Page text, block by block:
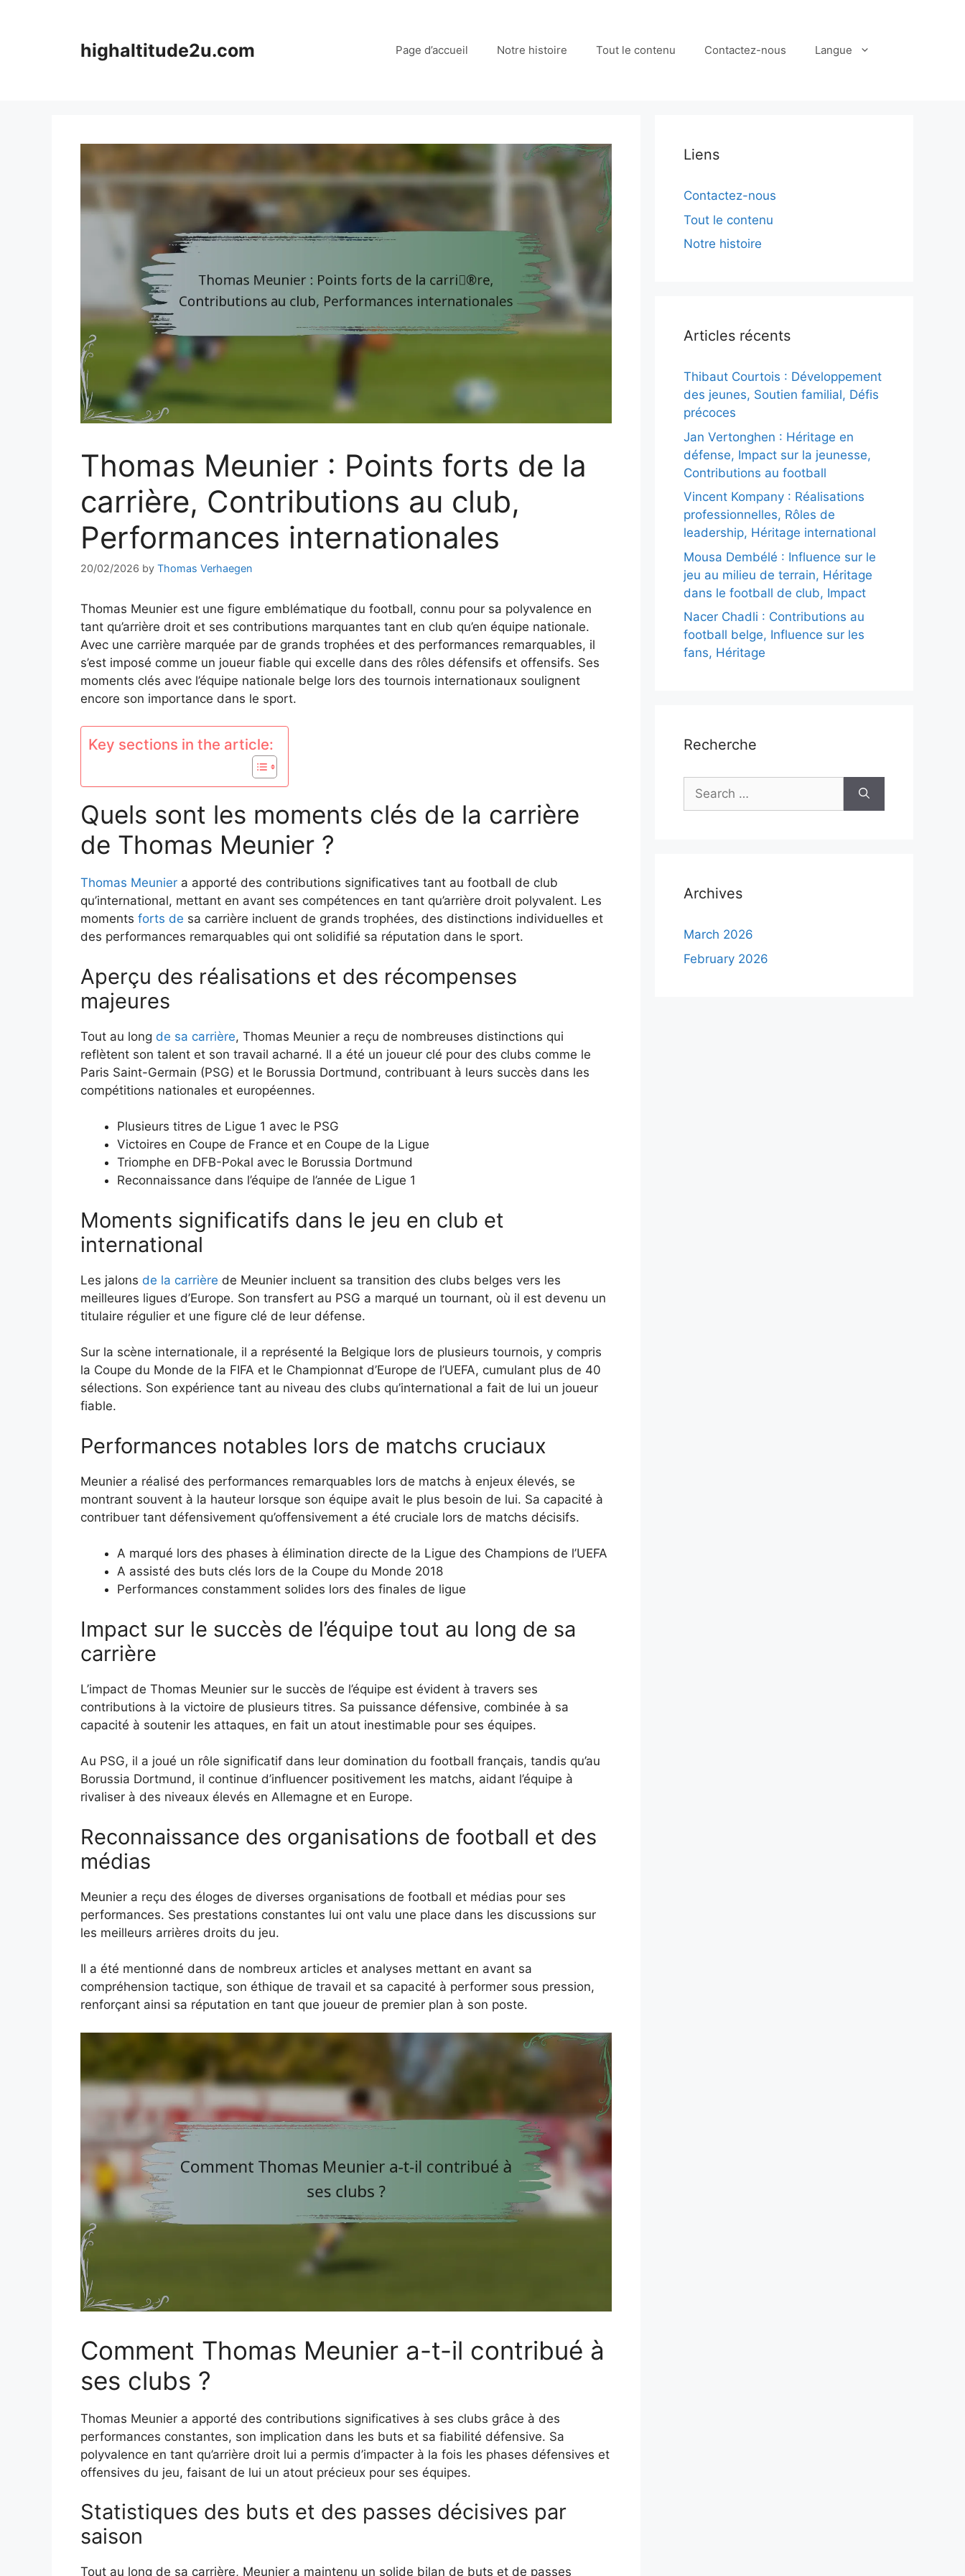
highaltitude2u.com Page d’accueil Notre histoire Tout le contenu Contactez-nous Langue
Thomas Meunier : Points forts de la
carrière, Contributions au club,
Performances internationales
20/02/2026 by Thomas Verhaegen
Thomas Meunier est une figure emblématique du football, connu pour sa polyvalence en
tant qu’arrière droit et ses contributions marquantes tant en club qu’en équipe nationale.
Avec une carrière marquée par de grands trophées et des performances remarquables, il
s’est imposé comme un joueur fiable qui excelle dans des rôles défensifs et offensifs. Ses
moments clés avec l’équipe nationale belge lors des tournois internationaux soulignent
encore son importance dans le sport.
Key sections in the article:
Quels sont les moments clés de la carrière
de Thomas Meunier ?
Thomas Meunier a apporté des contributions significatives tant au football de club
qu’international, mettant en avant ses compétences en tant qu’arrière droit polyvalent. Les
moments forts de sa carrière incluent de grands trophées, des distinctions individuelles et
des performances remarquables qui ont solidifié sa réputation dans le sport.
Aperçu des réalisations et des récompenses
majeures
Tout au long de sa carrière, Thomas Meunier a reçu de nombreuses distinctions qui
reflètent son talent et son travail acharné. Il a été un joueur clé pour des clubs comme le
Paris Saint-Germain (PSG) et le Borussia Dortmund, contribuant à leurs succès dans les
compétitions nationales et européennes.
Plusieurs titres de Ligue 1 avec le PSG
Victoires en Coupe de France et en Coupe de la Ligue
Triomphe en DFB-Pokal avec le Borussia Dortmund
Reconnaissance dans l’équipe de l’année de Ligue 1
Moments significatifs dans le jeu en club et
international
Les jalons de la carrière de Meunier incluent sa transition des clubs belges vers les
meilleures ligues d’Europe. Son transfert au PSG a marqué un tournant, où il est devenu un
titulaire régulier et une figure clé de leur défense.
Sur la scène internationale, il a représenté la Belgique lors de plusieurs tournois, y compris
la Coupe du Monde de la FIFA et le Championnat d’Europe de l’UEFA, cumulant plus de 40
sélections. Son expérience tant au niveau des clubs qu’international a fait de lui un joueur
fiable.
Performances notables lors de matchs cruciaux
Meunier a réalisé des performances remarquables lors de matchs à enjeux élevés, se
montrant souvent à la hauteur lorsque son équipe avait le plus besoin de lui. Sa capacité à
contribuer tant défensivement qu’offensivement a été cruciale lors de matchs décisifs.
A marqué lors des phases à élimination directe de la Ligue des Champions de l’UEFA
A assisté des buts clés lors de la Coupe du Monde 2018
Performances constamment solides lors des finales de ligue
Impact sur le succès de l’équipe tout au long de sa
carrière
L’impact de Thomas Meunier sur le succès de l’équipe est évident à travers ses
contributions à la victoire de plusieurs titres. Sa puissance défensive, combinée à sa
capacité à soutenir les attaques, en fait un atout inestimable pour ses équipes.
Au PSG, il a joué un rôle significatif dans leur domination du football français, tandis qu’au
Borussia Dortmund, il continue d’influencer positivement les matchs, aidant l’équipe à
rivaliser à des niveaux élevés en Allemagne et en Europe.
Reconnaissance des organisations de football et des
médias
Meunier a reçu des éloges de diverses organisations de football et médias pour ses
performances. Ses prestations constantes lui ont valu une place dans les discussions sur
les meilleurs arrières droits du jeu.
Il a été mentionné dans de nombreux articles et analyses mettant en avant sa
compréhension tactique, son éthique de travail et sa capacité à performer sous pression,
renforçant ainsi sa réputation en tant que joueur de premier plan à son poste.
Comment Thomas Meunier a-t-il contribué à
ses clubs ?
Thomas Meunier a apporté des contributions significatives à ses clubs grâce à des
performances constantes, son implication dans les buts et sa fiabilité défensive. Sa
polyvalence en tant qu’arrière droit lui a permis d’impacter à la fois les phases défensives et
offensives du jeu, faisant de lui un atout précieux pour ses équipes.
Statistiques des buts et des passes décisives par
saison
Tout au long de sa carrière, Meunier a maintenu un solide bilan de buts et de passes
Liens
Contactez-nous
Tout le contenu
Notre histoire
Articles récents
Thibaut Courtois : Développement
des jeunes, Soutien familial, Défis
précoces
Jan Vertonghen : Héritage en
défense, Impact sur la jeunesse,
Contributions au football
Vincent Kompany : Réalisations
professionnelles, Rôles de
leadership, Héritage international
Mousa Dembélé : Influence sur le
jeu au milieu de terrain, Héritage
dans le football de club, Impact
Nacer Chadli : Contributions au
football belge, Influence sur les
fans, Héritage
Recherche
Search
for:
Archives
March 2026
February 2026